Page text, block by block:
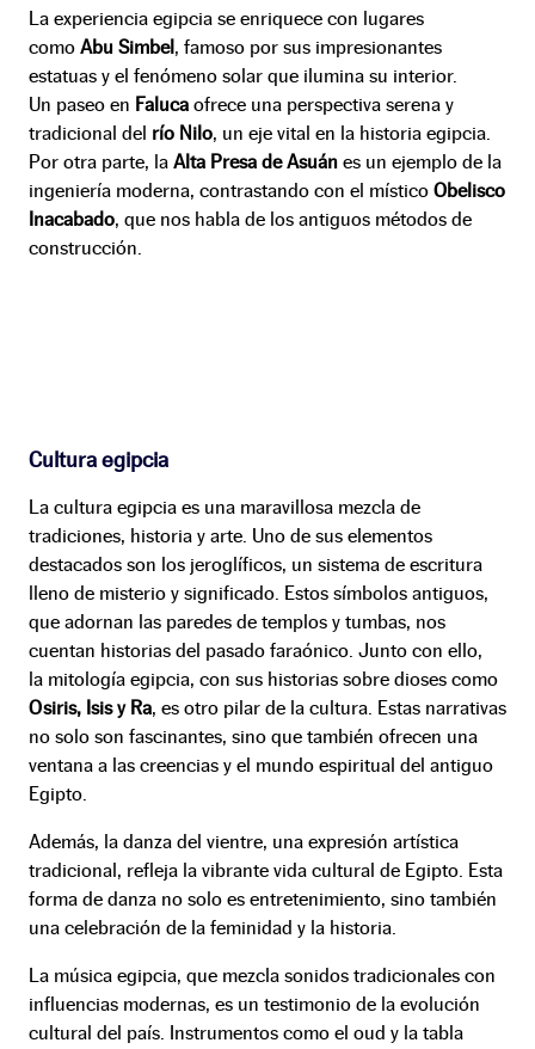
La experiencia egipcia se enriquece con lugares
como Abu Simbel, famoso por sus impresionantes
estatuas y el fenómeno solar que ilumina su interior.
Un paseo en Faluca ofrece una perspectiva serena y
tradicional del río Nilo, un eje vital en la historia egipcia.
Por otra parte, la Alta Presa de Asuán es un ejemplo de la
ingeniería moderna, contrastando con el místico Obelisco
Inacabado, que nos habla de los antiguos métodos de
construcción.
Cultura egipcia
La cultura egipcia es una maravillosa mezcla de
tradiciones, historia y arte. Uno de sus elementos
destacados son los jeroglíficos, un sistema de escritura
lleno de misterio y significado. Estos símbolos antiguos,
que adornan las paredes de templos y tumbas, nos
cuentan historias del pasado faraónico. Junto con ello,
la mitología egipcia, con sus historias sobre dioses como
Osiris, Isis y Ra, es otro pilar de la cultura. Estas narrativas
no solo son fascinantes, sino que también ofrecen una
ventana a las creencias y el mundo espiritual del antiguo
Egipto.
Además, la danza del vientre, una expresión artística
tradicional, refleja la vibrante vida cultural de Egipto. Esta
forma de danza no solo es entretenimiento, sino también
una celebración de la feminidad y la historia.
La música egipcia, que mezcla sonidos tradicionales con
influencias modernas, es un testimonio de la evolución
cultural del país. Instrumentos como el oud y la tabla